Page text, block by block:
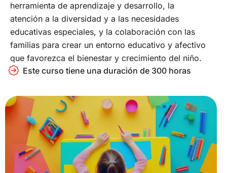
herramienta de aprendizaje y desarrollo, la
atención a la diversidad y a las necesidades
educativas especiales, y la colaboración con las
familias para crear un entorno educativo y afectivo
que favorezca el bienestar y crecimiento del niño.
Este curso tiene una duración de 300 horas